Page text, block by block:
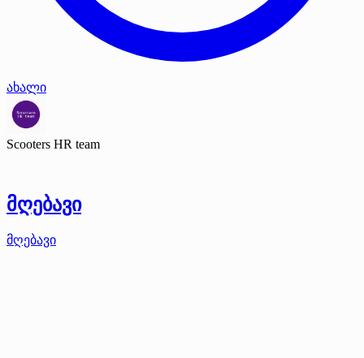
ახალი
Scooters HR team
მღებავი
მღებავი